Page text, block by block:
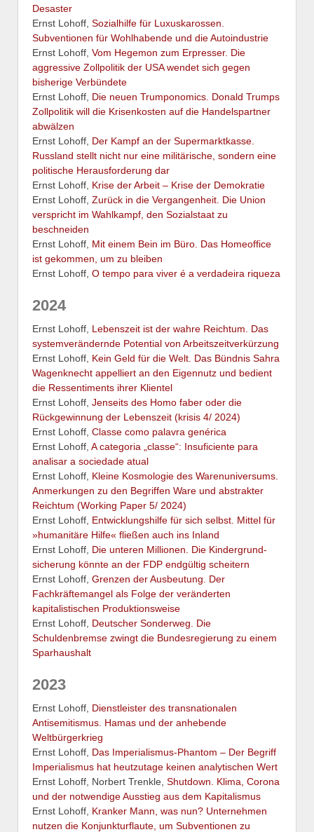
Desaster
Ernst Lohoff, Sozialhilfe für Luxuskarossen.
Subventionen für Wohlhabende und die Autoindustrie
Ernst Lohoff, Vom Hegemon zum Erpresser. Die
aggressive Zollpolitik der USA wendet sich gegen
bisherige Verbündete
Ernst Lohoff, Die neuen Trumponomics. Donald Trumps
Zollpolitik will die Krisenkosten auf die Handelspartner
abwälzen
Ernst Lohoff, Der Kampf an der Supermarktkasse.
Russland stellt nicht nur eine militärische, sondern eine
politische Herausforderung dar
Ernst Lohoff, Krise der Arbeit – Krise der Demokratie
Ernst Lohoff, Zurück in die Vergangenheit. Die Union
verspricht im Wahlkampf, den Sozialstaat zu
beschneiden
Ernst Lohoff, Mit einem Bein im Büro. Das Homeoffice
ist gekommen, um zu bleiben
Ernst Lohoff, O tempo para viver é a verdadeira riqueza
2024
Ernst Lohoff, Lebenszeit ist der wahre Reichtum. Das
systemverändernde Potential von Arbeitszeitverkürzung
Ernst Lohoff, Kein Geld für die Welt. Das Bündnis Sahra
Wagenknecht appelliert an den Eigennutz und bedient
die Ressentiments ihrer Klientel
Ernst Lohoff, Jenseits des Homo faber oder die
Rückgewinnung der Lebenszeit (krisis 4/ 2024)
Ernst Lohoff, Classe como palavra genérica
Ernst Lohoff, A categoria „classe“: Insuficiente para
analisar a sociedade atual
Ernst Lohoff, Kleine Kosmologie des Warenuniversums.
Anmerkungen zu den Begriffen Ware und abstrakter
Reichtum (Working Paper 5/ 2024)
Ernst Lohoff, Entwicklungshilfe für sich selbst. Mittel für
»humanitäre Hilfe« fließen auch ins Inland
Ernst Lohoff, Die unteren Millionen. Die Kindergrund-
sicherung könnte an der FDP endgültig scheitern
Ernst Lohoff, Grenzen der Ausbeutung. Der
Fachkräftemangel als Folge der veränderten
kapitalistischen Produktionsweise
Ernst Lohoff, Deutscher Sonderweg. Die
Schuldenbremse zwingt die Bundesregierung zu einem
Sparhaushalt
2023
Ernst Lohoff, Dienstleister des transnationalen
Antisemitismus. Hamas und der anhebende
Weltbürgerkrieg
Ernst Lohoff, Das Imperialismus-Phantom – Der Begriff
Imperialismus hat heutzutage keinen analytischen Wert
Ernst Lohoff, Norbert Trenkle, Shutdown. Klima, Corona
und der notwendige Ausstieg aus dem Kapitalismus
Ernst Lohoff, Kranker Mann, was nun? Unternehmen
nutzen die Konjunkturflaute, um Subventionen zu